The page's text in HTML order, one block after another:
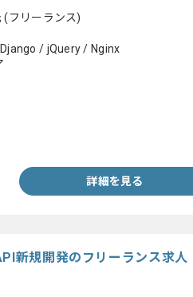
(フリーランス)
/ jQuery / Nginx
詳細を見る
新規開発のフリーランス求人